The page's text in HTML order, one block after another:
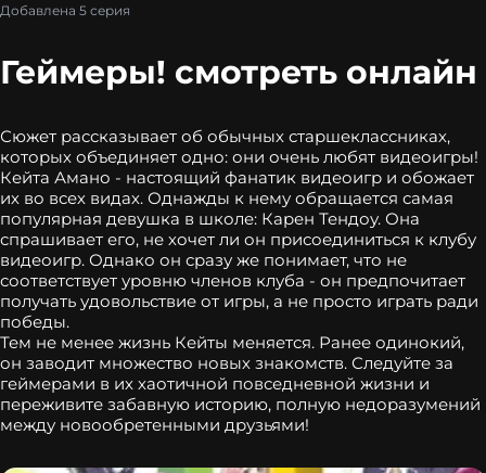
Добавлена 5 серия
Геймеры! смотреть онлайн
Сюжет рассказывает об обычных старшеклассниках,
которых объединяет одно: они очень любят видеоигры!
Кейта Амано - настоящий фанатик видеоигр и обожает
их во всех видах. Однажды к нему обращается самая
популярная девушка в школе: Карен Тендоу. Она
спрашивает его, не хочет ли он присоединиться к клубу
видеоигр. Однако он сразу же понимает, что не
соответствует уровню членов клуба - он предпочитает
получать удовольствие от игры, а не просто играть ради
победы.
Тем не менее жизнь Кейты меняется. Ранее одинокий,
он заводит множество новых знакомств. Следуйте за
геймерами в их хаотичной повседневной жизни и
переживите забавную историю, полную недоразумений
между новообретенными друзьями!